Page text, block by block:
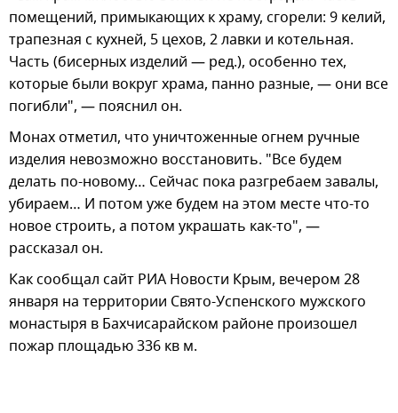
помещений, примыкающих к храму, сгорели: 9 келий,
трапезная с кухней, 5 цехов, 2 лавки и котельная.
Часть (бисерных изделий — ред.), особенно тех,
которые были вокруг храма, панно разные, — они все
погибли", — пояснил он.
Монах отметил, что уничтоженные огнем ручные
изделия невозможно восстановить. "Все будем
делать по-новому… Сейчас пока разгребаем завалы,
убираем… И потом уже будем на этом месте что-то
новое строить, а потом украшать как-то", —
рассказал он.
Как сообщал сайт РИА Новости Крым, вечером 28
января на территории Свято-Успенского мужского
монастыря в Бахчисарайском районе произошел
пожар площадью 336 кв м.